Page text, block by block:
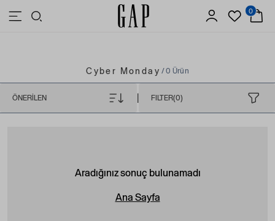
3.500 TL VE ÜZERİ ALIŞVERİŞLERDE ÜCRETSİZ KARGO 0
Cyber Monday / 0 Ürün
FILTER(0)
ÖNERILEN
Aradığınız sonuç bulunamadı
Ana Sayfa